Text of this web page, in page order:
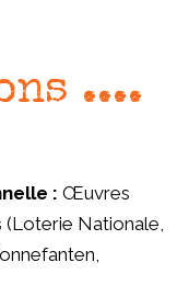
....
: Œuvres
(Loterie Nationale,